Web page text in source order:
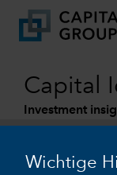
Wichtige
Capital
Investment